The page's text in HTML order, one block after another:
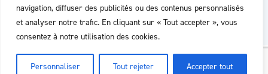
navigation, diffuser des publicités ou des contenus personnalisés
et analyser notre trafic. En cliquant sur « Tout accepter », vous
consentez à notre utilisation des cookies.
Personnaliser Tout rejeter Accepter tout
Réalisation :Agence D2PROD